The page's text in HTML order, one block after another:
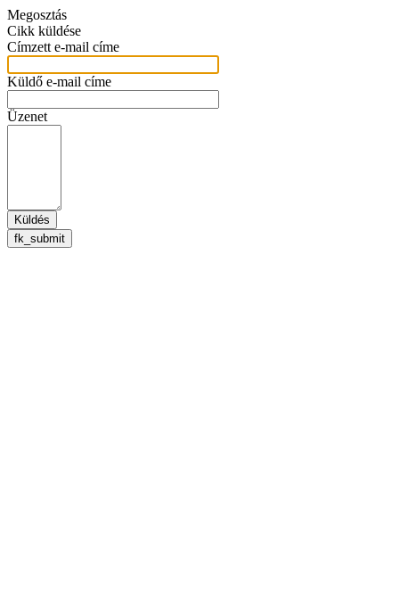
Megosztás
Cikk küldése
Címzett e-mail címe
Küldő e-mail címe
Üzenet